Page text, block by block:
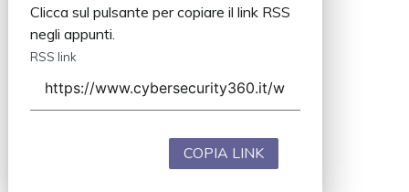
Clicca sul pulsante per copiare il link RSS
negli appunti.
RSS link
COPIA LINK